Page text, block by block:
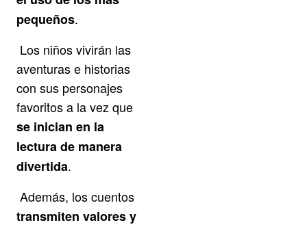
pequeños.
Los niños vivirán las
aventuras e historias
con sus personajes
favoritos a la vez que
se inician en la
lectura de manera
divertida.
Además, los cuentos
transmiten valores y